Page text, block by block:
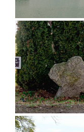
langer Abschnitt
von Bychów eine
Sandroute
befindet sich
Route, der
(wir
Reifen).
Entlang des